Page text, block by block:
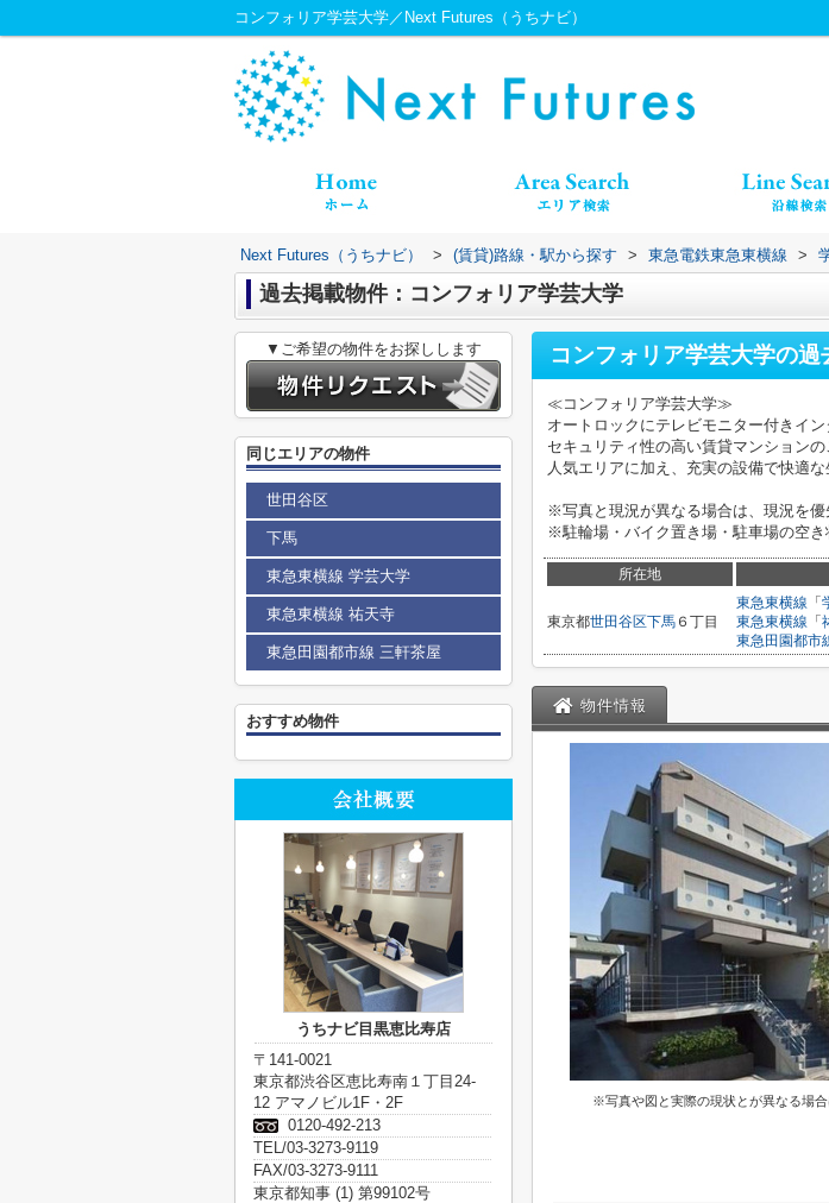
コンフォリア学芸大学／Next Futures（うちナビ）
Next Futures（うちナビ） > (賃貸)路線・駅から探す > 東急電鉄東急東横線 >
過去掲載物件：コンフォリア学芸大学
コンフォリア学芸大学の過
≪コンフォリア学芸大学≫
オートロックにテレビモニター付きイン
セキュリティ性の高い賃貸マンションの
人気エリアに加え、充実の設備で快適な
※写真と現況が異なる場合は、現況を優
※駐輪場・バイク置き場・駐車場の空き
所在地
東京都世田谷区下馬 ６丁目
東急東横線 「
東急東横線 「
東急田園都市
物件情報
※写真や図と実際の現状とが異なる場
▼ご希望の物件をお探しします
同じエリアの物件
世田谷区
下馬
東急東横線 学芸大学
東急東横線 祐天寺
東急田園都市線 三軒茶屋
おすすめ物件
うちナビ目黒恵比寿店
〒141-0021
東京都渋谷区恵比寿南１丁目24-
12 アマノビル1F・2F
0120-492-213
TEL/03-3273-9119
FAX/03-3273-9111
東京都知事 (1) 第99102号